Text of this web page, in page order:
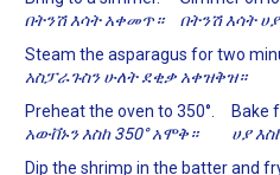
በትንሽ እሳት አቀመጥ።
በትንሽ እሳት
Steam the asparagus for two
አስፓራጉስን ሁለት ደቂቃ አቀዝቅዝ።
Preheat the oven to 350°.
አውቨኑን እስከ 350° አሞቅ።
Bake
ሀያ
Dip the shrimp in the batter and